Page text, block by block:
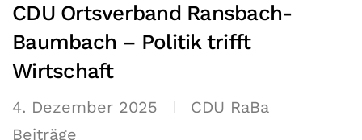
CDU Ortsverband Ransbach-
Baumbach – Politik trifft
Wirtschaft
4. Dezember 2025
CDU RaBa
Beiträge